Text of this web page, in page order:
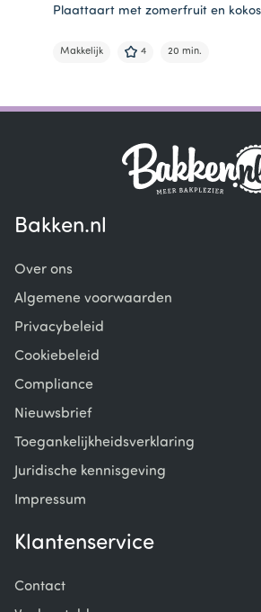
Plaattaart met zomerfruit en
Makkelijk 4 20 min.
1
Bakken.nl
Over ons
Algemene voorwaarden
Privacybeleid
Cookiebeleid
Compliance
Nieuwsbrief
Toegankelijkheidsverklaring
Juridische kennisgeving
Impressum
Klantenservice
Contact